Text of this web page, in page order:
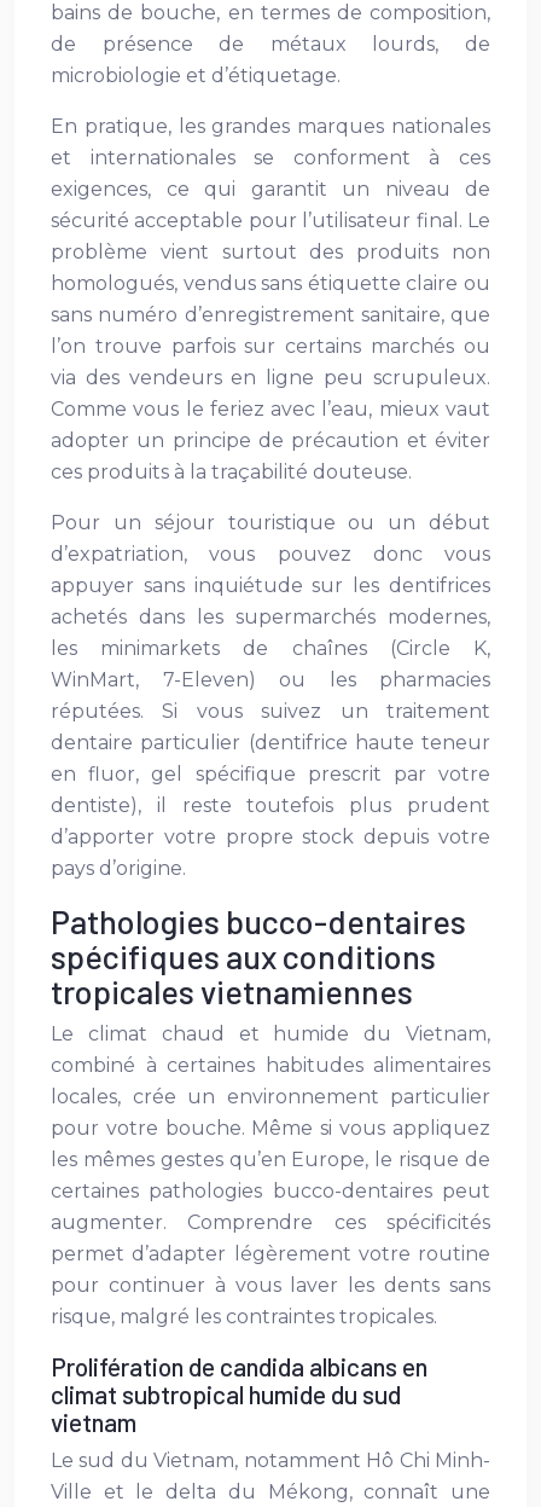
bains de bouche, en termes de composition,
de présence de métaux lourds, de
microbiologie et d’étiquetage.
En pratique, les grandes marques nationales
et internationales se conforment à ces
exigences, ce qui garantit un niveau de
sécurité acceptable pour l’utilisateur final. Le
problème vient surtout des produits non
homologués, vendus sans étiquette claire ou
sans numéro d’enregistrement sanitaire, que
l’on trouve parfois sur certains marchés ou
via des vendeurs en ligne peu scrupuleux.
Comme vous le feriez avec l’eau, mieux vaut
adopter un principe de précaution et éviter
ces produits à la traçabilité douteuse.
Pour un séjour touristique ou un début
d’expatriation, vous pouvez donc vous
appuyer sans inquiétude sur les dentifrices
achetés dans les supermarchés modernes,
les minimarkets de chaînes (Circle K,
WinMart, 7-Eleven) ou les pharmacies
réputées. Si vous suivez un traitement
dentaire particulier (dentifrice haute teneur
en fluor, gel spécifique prescrit par votre
dentiste), il reste toutefois plus prudent
d’apporter votre propre stock depuis votre
pays d’origine.
Pathologies bucco-dentaires
spécifiques aux conditions
tropicales vietnamiennes
Le climat chaud et humide du Vietnam,
combiné à certaines habitudes alimentaires
locales, crée un environnement particulier
pour votre bouche. Même si vous appliquez
les mêmes gestes qu’en Europe, le risque de
certaines pathologies bucco-dentaires peut
augmenter. Comprendre ces spécificités
permet d’adapter légèrement votre routine
pour continuer à vous laver les dents sans
risque, malgré les contraintes tropicales.
Prolifération de candida albicans en
climat subtropical humide du sud
vietnam
Le sud du Vietnam, notamment Hô Chi Minh-
Ville et le delta du Mékong, connaît une